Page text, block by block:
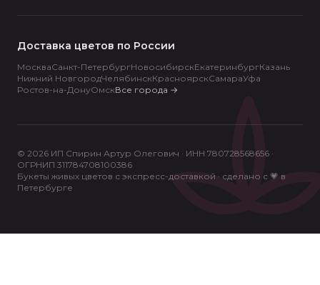
Доставка цветов по России
МоскваСанкт-ПетербургНовосибирскЕкатеринбургКазань
Нижний НовгородЧелябинскКрасноярскСамараУфа
Ростов-на-ДонуОмскВсе города →
© 2026 ИП Спирин Артур Олегович · ИНН 780728568656 ·
ОГРНИП 311784708100386
Букеты живых цветов с экспресс-доставкой · сделано с 💗 в
Петербурге